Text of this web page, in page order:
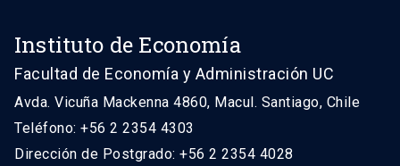
Instituto de Economía
Facultad de Economía y Administración UC
Avda. Vicuña Mackenna 4860, Macul. Santiago, Chile
Teléfono: +56 2 2354 4303
Dirección de Postgrado: +56 2 2354 4028